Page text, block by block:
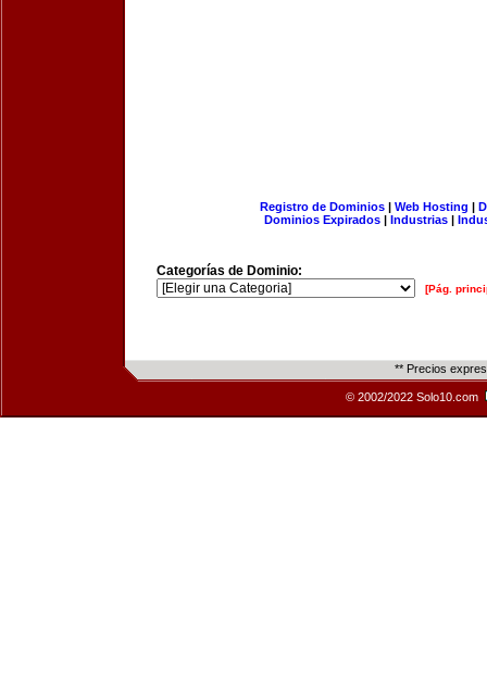
Registro de Dominios| Web Hosting |
Dominios Expirados | Industrias |
Categorías de Dominio:
[Pág.
** Precios
© 2002/2022 Solo10.com